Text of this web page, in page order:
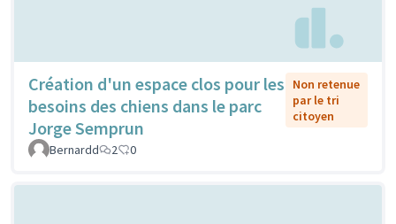
Création d'un espace clos pour les
besoins des chiens dans le parc
Jorge Semprun
Non retenue
par le tri
citoyen
Bernardd 2 0